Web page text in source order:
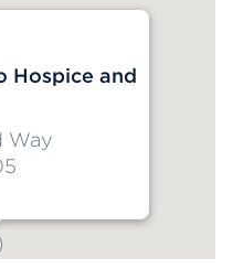
Hospice and
Way